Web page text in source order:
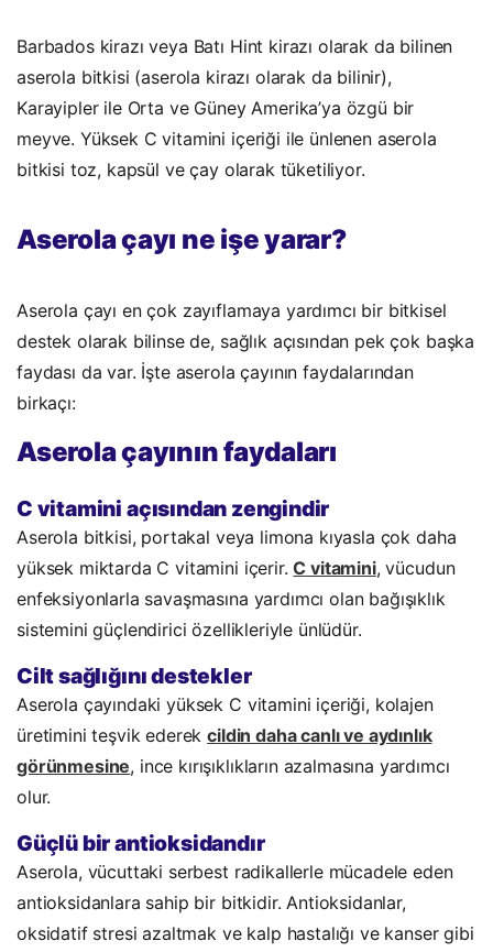
Barbados kirazı veya Batı Hint kirazı olarak da bilinen
aserola bitkisi (aserola kirazı olarak da bilinir),
Karayipler ile Orta ve Güney Amerika’ya özgü bir
meyve. Yüksek C vitamini içeriği ile ünlenen aserola
bitkisi toz, kapsül ve çay olarak tüketiliyor.
Aserola çayı ne işe yarar?
Aserola çayı en çok zayıflamaya yardımcı bir bitkisel
destek olarak bilinse de, sağlık açısından pek çok başka
faydası da var. İşte aserola çayının faydalarından
birkaçı:
Aserola çayının faydaları
C vitamini açısından zengindir
Aserola bitkisi, portakal veya limona kıyasla çok daha
yüksek miktarda C vitamini içerir.C vitamini, vücudun
enfeksiyonlarla savaşmasına yardımcı olan bağışıklık
sistemini güçlendirici özellikleriyle ünlüdür.
Cilt sağlığını destekler
Aserola çayındaki yüksek C vitamini içeriği, kolajen
üretimini teşvik ederekcildin daha canlı ve aydınlık
görünmesine, ince kırışıklıkların azalmasına yardımcı
olur.
Güçlü bir antioksidandır
Aserola, vücuttaki serbest radikallerle mücadele eden
antioksidanlara sahip bir bitkidir. Antioksidanlar,
oksidatif stresi azaltmak ve kalp hastalığı ve kanser gibi